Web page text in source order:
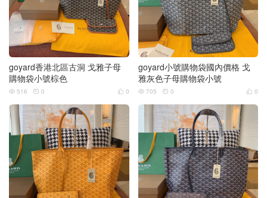
goyard香港北區古洞 戈雅子母
購物袋小號棕色
 0
 516  0
goyard小號購物袋國內價格 戈
雅灰色子母購物袋小號
 0
 705  0